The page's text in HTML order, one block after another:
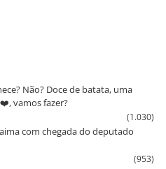
Não? Doce de batata, uma
vamos fazer?
(1.030)
com chegada do deputado
(953)